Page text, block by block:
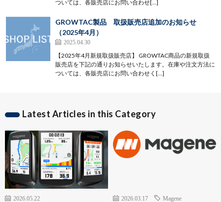
ついては、各販売店にお問い合わせ[…]
GROWTAC製品 取扱販売店追加のお知らせ
（2025年4月）
2025.04.30
【2025年4月新規取扱販売店】 GROWTAC商品の新規取扱
販売店を下記の通りお知らせいたします。在庫や注文方法に
ついては、各販売店にお問い合わせく[…]
Latest Articles in this Category
2026.05.22
2026.03.17 Magene